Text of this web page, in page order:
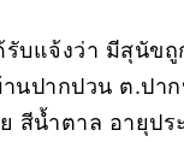
บแจ้งว่า มีสุนัข
นปากปวน ต.ปา
สีน้ำตาล อายุป